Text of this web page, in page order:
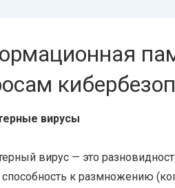
вирусы
вирус — это
способность к размножению